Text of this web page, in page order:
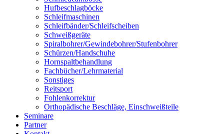
Hufbeschlagböcke
Schleifmaschinen
Schleifbänder/Schleifscheiben
Schweißgeräte
Spiralbohrer/Gewindebohrer/Stufenbohrer
Schürzen/Handschuhe
Hornspaltbehandlung
Fachbücher/Lehrmaterial
Sonstiges
Reitsport
Fohlenkorrektur
Orthopädische Beschläge, Einschweißteile
Seminare
Partner